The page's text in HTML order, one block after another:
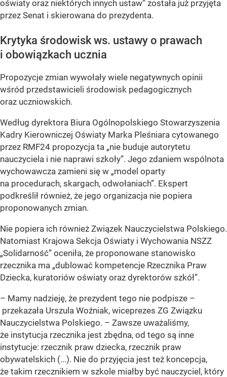
oświaty oraz niektórych innych ustaw” została już przyjęta
przez Senat i skierowana do prezydenta.
Krytyka środowisk ws. ustawy o prawach
i obowiązkach ucznia
Propozycje zmian wywołały wiele negatywnych opinii
wśród przedstawicieli środowisk pedagogicznych
oraz uczniowskich.
Według dyrektora Biura Ogólnopolskiego Stowarzyszenia
Kadry Kierowniczej Oświaty Marka Pleśniara cytowanego
przez RMF24 propozycja ta „nie buduje autorytetu
nauczyciela i nie naprawi szkoły”. Jego zdaniem wspólnota
wychowawcza zamieni się w „model oparty
na procedurach, skargach, odwołaniach”. Ekspert
podkreślił również, że jego organizacja nie popiera
proponowanych zmian.
Nie popiera ich również Związek Nauczycielstwa Polskiego.
Natomiast Krajowa Sekcja Oświaty i Wychowania NSZZ
„Solidarność” oceniła, że proponowane stanowisko
rzecznika ma „dublować kompetencje Rzecznika Praw
Dziecka, kuratoriów oświaty oraz dyrektorów szkół”.
– Mamy nadzieję, że prezydent tego nie podpisze –
przekazała Urszula Woźniak, wiceprezes ZG Związku
Nauczycielstwa Polskiego. – Zawsze uważaliśmy,
że instytucja rzecznika jest zbędna, od tego są inne
instytucje: rzecznik praw dziecka, rzecznik praw
obywatelskich (...). Nie do przyjęcia jest też koncepcja,
że takim rzecznikiem w szkole miałby być nauczyciel, który